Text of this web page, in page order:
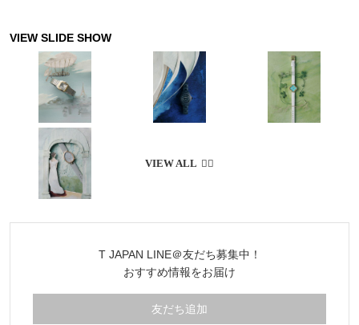
T JAPAN LINE＠友だち募集中！
おすすめ情報をお届け
友だち追加